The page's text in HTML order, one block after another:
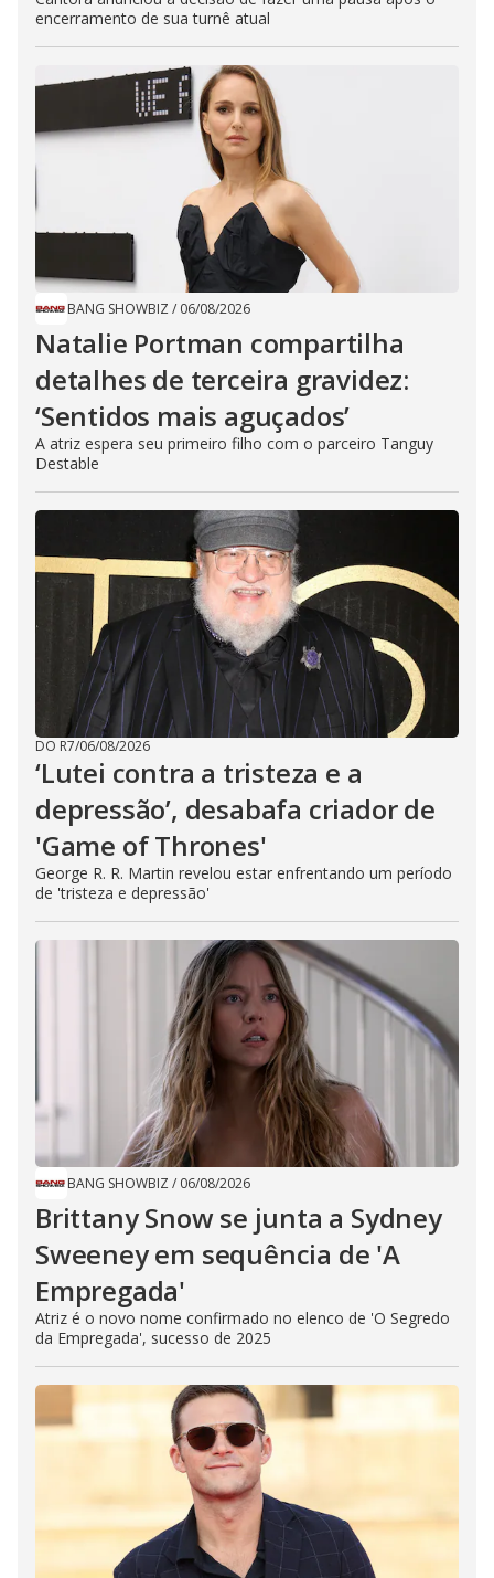
encerramento de sua turnê atual
BANG SHOWBIZ / 06/08/2026
Natalie Portman compartilha
detalhes de terceira gravidez:
‘Sentidos mais aguçados’
A atriz espera seu primeiro filho com o parceiro Tanguy
Destable
DO R7/06/08/2026
‘Lutei contra a tristeza e a
depressão’, desabafa criador de
'Game of Thrones'
George R. R. Martin revelou estar enfrentando um período
de 'tristeza e depressão'
BANG SHOWBIZ / 06/08/2026
Brittany Snow se junta a Sydney
Sweeney em sequência de ​'A
Empregada​'
Atriz é o novo nome confirmado no elenco de 'O Segredo
da Empregada', sucesso de 2025